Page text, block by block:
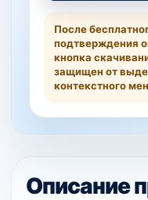
После
подтверждения
кнопка
защищен от
контекстного
Описание